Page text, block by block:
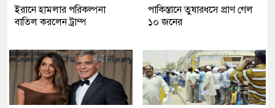
ইরানে হামলার পরিকল্পনা
বাতিল করলেন ট্রাম্প
পাকিস্তানে তুষারধসে প্রাণ গেল
১০ জনের